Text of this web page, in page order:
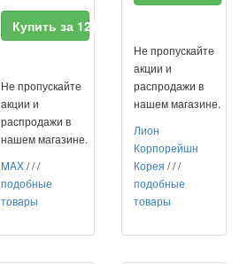
Купить за 1216 RUR
Не пропускайте
акции и
распродажи в
нашем магазине.
MAX///
подобные
товары
Не пропускайте
акции и
распродажи в
нашем магазине.
Лион
Корпорейшн
Корея ///
подобные
товары